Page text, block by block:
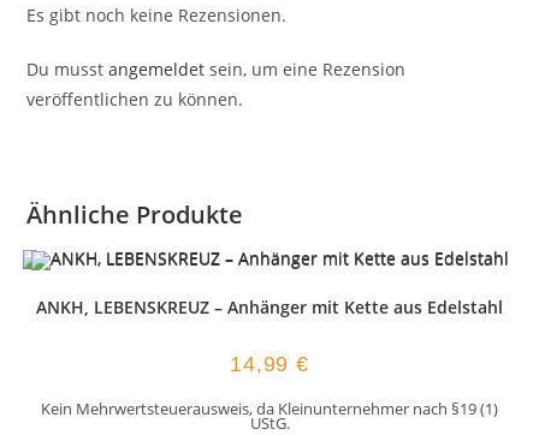
Es gibt noch keine Rezensionen.
Du musstangemeldet sein, um eine Rezension
veröffentlichen zu können.
Ähnliche Produkte
ANKH, LEBENSKREUZ – Anhänger mit Kette aus Edelstahl
14,99€
Kein Mehrwertsteuerausweis, da Kleinunternehmer nach §19 (1)
UStG.